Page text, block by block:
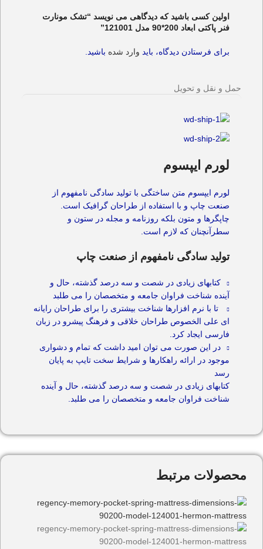
اولین کسی باشید که دیدگاهی می نویسد “تشک مونارت
فنر پاکتی ابعاد 200*90 مدل 121001”
برای فرستادن دیدگاه، باید وارد شده باشید.
حمل و نقل و تحویل
لورم ایپسوم
لورم ایپسوم متن ساختگی با تولید سادگی نامفهوم از
صنعت چاپ و با استفاده از طراحان گرافیک است.
چاپگرها و متون بلکه روزنامه و مجله در ستون و
سطرآنچنان که لازم است.
تولید سادگی نامفهوم از صنعت چاپ
کتابهای زیادی در شصت و سه درصد گذشته، حال و
آینده شناخت فراوان جامعه و متخصصان را می طلبد
تا با نرم افزارها شناخت بیشتری را برای طراحان رایانه
ای علی الخصوص طراحان خلاقی و فرهنگ پیشرو در زبان
فارسی ایجاد کرد.
در این صورت می توان امید داشت که تمام و دشواری
موجود در ارائه راهکارها و شرایط سخت تایپ به پایان
رسد
کتابهای زیادی در شصت و سه درصد گذشته، حال و آینده
شناخت فراوان جامعه و متخصصان را می طلبد.
محصولات مرتبط